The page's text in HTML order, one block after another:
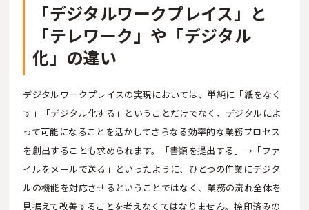
「デジタルワークプレイス」と
「テレワーク」や「デジタル
化」の違い
デジタルワークプレイスの実現においては、単純に「紙をなく
す」「デジタル化する」ということだけでなく、デジタルによ
って可能になることを活かしてさらなる効率的な業務プロセス
を創出することも求められます。「書類を提出する」→「ファ
イルをメールで送る」といったように、ひとつの作業にデジタ
ルの機能を対応させるということではなく、業務の流れ全体を
見据えて改善することを考えなくてはなりません。捺印済みの